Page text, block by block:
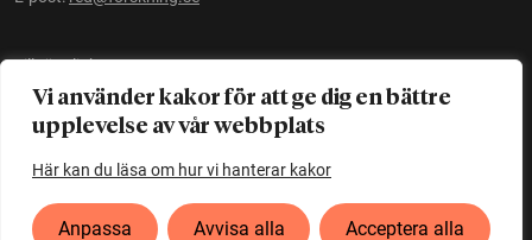
Vi använder kakor för att ge dig en bättre
upplevelse av vår webbplats
Här kan du läsa om hur vi hanterar kakor
Anpassa Avvisa alla Acceptera alla
Tillgänglighet
Ett initiativ avVetenskapsrådet